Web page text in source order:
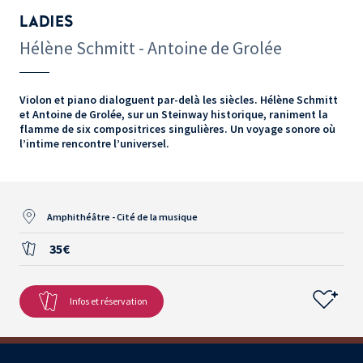
LADIES
Hélène Schmitt - Antoine de Grolée
Violon et piano dialoguent par-delà les siècles. Hélène Schmitt
et Antoine de Grolée, sur un Steinway historique, raniment la
flamme de six compositrices singulières. Un voyage sonore où
l’intime rencontre l’universel.
Amphithéâtre - Cité de la musique
35€
Infos et réservation